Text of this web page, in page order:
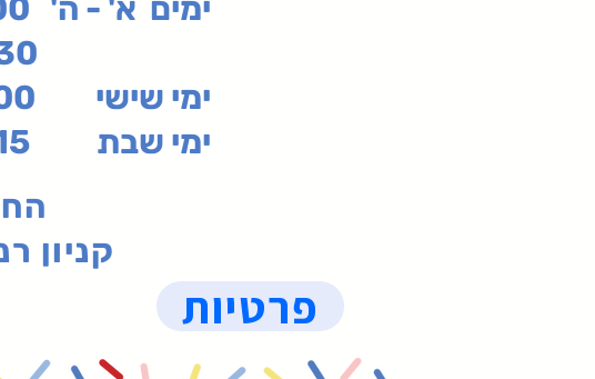
ימים א' - ה' 9:30-13:00
ימי שישי
ימי שבת 09:30-19:15 (בהזמנה מראש)
החרש
קניון
פרטיות